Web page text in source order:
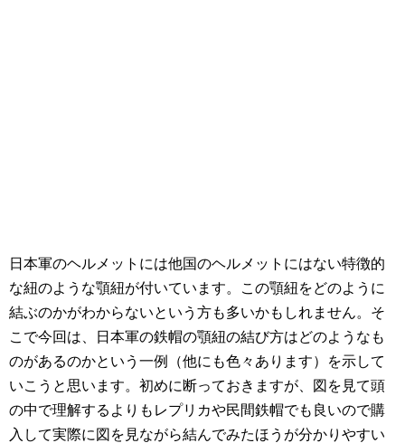
日本軍のヘルメットには他国のヘルメットにはない特徴的
な紐のような顎紐が付いています。この顎紐をどのように
結ぶのかがわからないという方も多いかもしれません。そ
こで今回は、日本軍の鉄帽の顎紐の結び方はどのようなも
のがあるのかという一例（他にも色々あります）を示して
いこうと思います。初めに断っておきますが、図を見て頭
の中で理解するよりもレプリカや民間鉄帽でも良いので購
入して実際に図を見ながら結んでみたほうが分かりやすい